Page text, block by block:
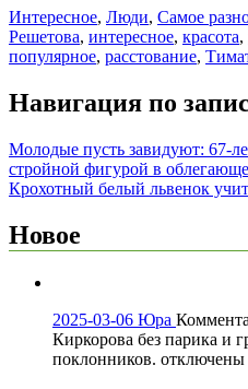
Интересное, Люди, Самое
Решетова, интересное, красота,
популярное, расстование,
Навигация по
Молодые пусть завидуют: 67-
стройной фигурой в
Крохотный белый львенок
Новое
2025-03-06 Юра
Киркорова без парика и
поклонников. отключены